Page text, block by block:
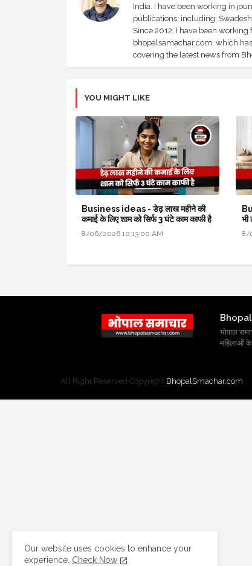
India. I have been working in
publications, including:
Since 2012, I have been
bhopalsamachar.com, which
covering the latest news from
YOU MIGHT LIKE
Business ideas - डेढ़ लाख महीने की
कमाई के लिए शाम को सिर्फ 3 घंटे काम काफी है
8/06/2026 10:13:00 AM
भी
8/
भोपाल
महिलाओं के
All Right Reserved Copyright BhopalSmachar.com
Our website uses cookies to enhance your
experience. Check Now